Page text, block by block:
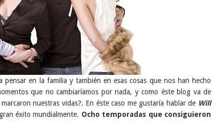
pensar en la familia y también en esas cosas que nos han hecho
que no cambiaríamos por nada, y como éste blog va de
nuestras vidas?. En éste caso me gustaría hablar de Will
éxito mundialmente. Ocho temporadas que consiguieron